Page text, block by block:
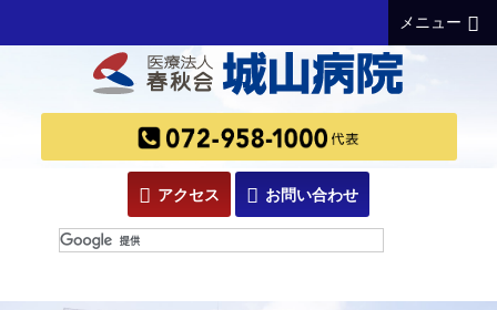
アクセス お問い合わせ
メニュー